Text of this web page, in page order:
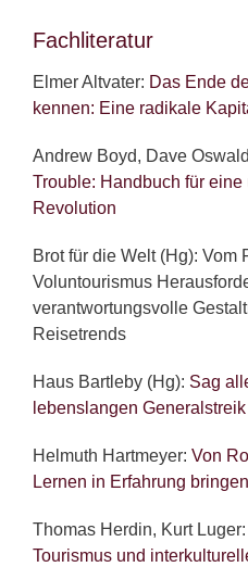
Fachliteratur
Elmer Altvater: Das Ende
kennen: Eine radikale
Andrew Boyd, Dave
Trouble: Handbuch für
Revolution
Brot für die Welt (Hg):
Voluntourismus
verantwortungsvolle
Reisetrends
Haus Bartleby (Hg): Sag
lebenslangen
Helmuth Hartmeyer: Von
Lernen in Erfahrung bringen
Thomas Herdin, Kurt Luger:
Tourismus und